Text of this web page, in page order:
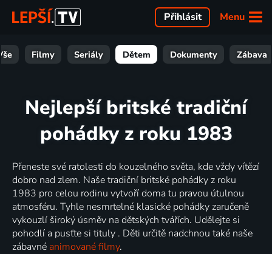
Menu
Přihlásit
Filmy Seriály Dětem Dokumenty Zábava
Nejlepší britské tradiční
pohádky z roku 1983
Přeneste své ratolesti do kouzelného světa, kde vždy vítězí
dobro nad zlem. Naše tradiční britské pohádky z roku
1983 pro celou rodinu vytvoří doma tu pravou útulnou
atmosféru. Tyhle nesmrtelné klasické pohádky zaručeně
vykouzlí široký úsměv na dětských tvářích. Udělejte si
pohodlí a pusťte si tituly . Děti určitě nadchnou také naše
zábavné animované filmy.